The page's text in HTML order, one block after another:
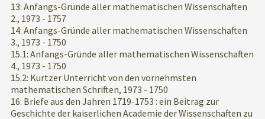
13: Anfangs-Gründe aller mathematischen Wissenschaften
2., 1973 - 1757
14: Anfangs-Gründe aller mathematischen Wissenschaften
3., 1973 - 1750
15.1: Anfangs-Gründe aller mathematischen Wissenschaften
4., 1973 - 1750
15.2: Kurtzer Unterricht von den vornehmsten
mathematischen Schriften, 1973 - 1750
16: Briefe aus den Jahren 1719-1753 : ein Beitrag zur
Geschichte der kaiserlichen Academie der Wissenschaften zu